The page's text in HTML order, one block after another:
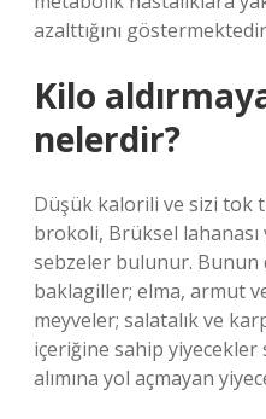
azalttığını
Kilo
nelerdir?
Düşük kalorili ve sizi tok
brokoli, Brüksel
sebzeler bulunur. Bunun
baklagiller; elma, armut
meyveler; salatalık ve
içeriğine sahip
alımına yol açmayan